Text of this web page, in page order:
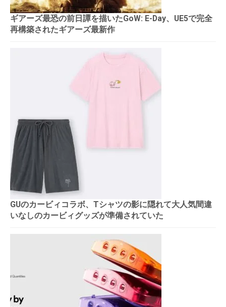
ギアーズ最恐の前日譚を描いたGoW: E-Day、UE5で完全
再構築されたギアーズ最新作
GUのカービィコラボ、Tシャツの影に隠れて大人気間違
いなしのカービィグッズが準備されていた